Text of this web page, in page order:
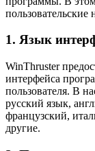
1. Язык
WinThruster
интерфейса
пользователя. В
русский язык,
французский,
другие.